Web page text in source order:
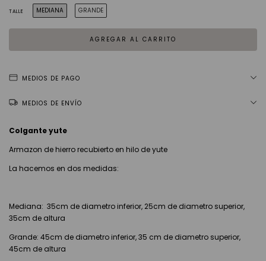
TALLE MEDIANA GRANDE
MEDIOS DE PAGO
MEDIOS DE ENVÍO
Colgante yute
Armazon de hierro recubierto en hilo de yute
La hacemos en dos medidas:
Mediana: 35cm de diametro inferior, 25cm de diametro superior,
35cm de altura
Grande: 45cm de diametro inferior, 35 cm de diametro superior,
45cm de altura